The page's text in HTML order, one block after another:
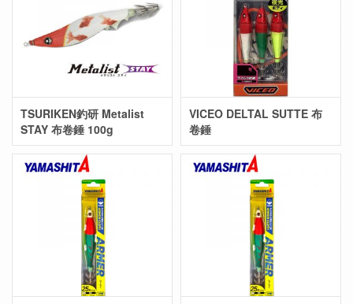
TSURIKEN釣研 Metalist
STAY 布卷錘 100g
VICEO DELTAL SUTTE 布
卷錘